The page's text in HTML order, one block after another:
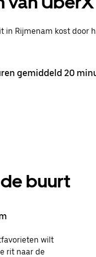
in Rijmenam kost door
gemiddeld 20
buurt
wilt
rit naar de